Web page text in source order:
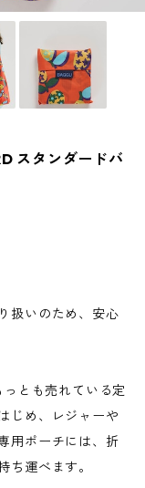
スタンダードバ
扱いのため、安心
とも売れている定
じめ、レジャーや
用ポーチには、折
ち運べます。